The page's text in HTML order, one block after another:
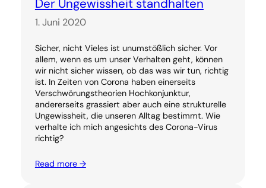
Der Ungewissheit standhalten
1. Juni 2020
Sicher, nicht Vieles ist unumstößlich sicher. Vor
allem, wenn es um unser Verhalten geht, können
wir nicht sicher wissen, ob das was wir tun, richtig
ist. In Zeiten von Corona haben einerseits
Verschwörungstheorien Hochkonjunktur,
andererseits grassiert aber auch eine strukturelle
Ungewissheit, die unseren Alltag bestimmt. Wie
verhalte ich mich angesichts des Corona-Virus
richtig?
Read more →